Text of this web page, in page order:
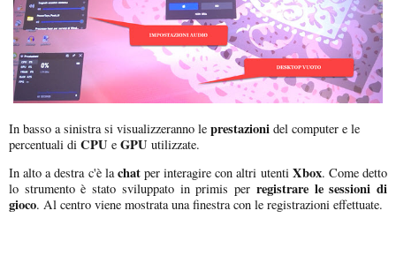
In basso a sinistra si visualizzeranno le prestazioni del computer e le
percentuali di CPU e GPU utilizzate.
In alto a destra c'è lachatper interagire con altri utentiXbox. Come detto
lo strumento è stato sviluppato in primis per registrare le sessioni di
gioco. Al centro viene mostrata una finestra con le registrazioni effettuate.